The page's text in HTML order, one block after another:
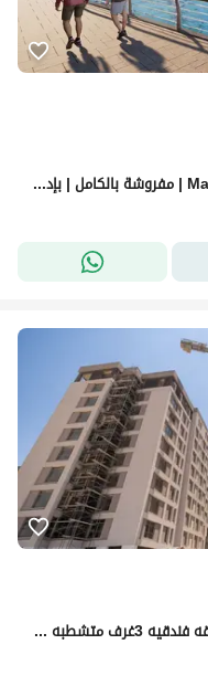
شقة فندقية للبيع في Marville New Zayed | مفروشة بالكامل | بإدارة Rotana العالمية
فرصه استثمارية في ابراج 205اركان بالم شقه فندقيه 3غرف متشطبه في الشيخ زايد بخدمات فندق كراون بلازا